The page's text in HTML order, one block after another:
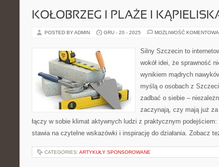
KOŁOBRZEG I PLAŻE I
POSTED BY ADMIN GRU - 20 - 2025 MOŻLIWOŚĆ
Silny Szczecin to
wokół idei, że sprawność
wynikiem mądrych
myślą o osobach z
zadbać o siebie –
zaczynają, czy mają już
łączy w sobie klimat aktywnych ludzi z praktycznym podejściem:
stawia na czytelne wskazówki i inspirację do działania. Zobacz
CATEGORIES: ARTYKUŁY SPONSOROWANE